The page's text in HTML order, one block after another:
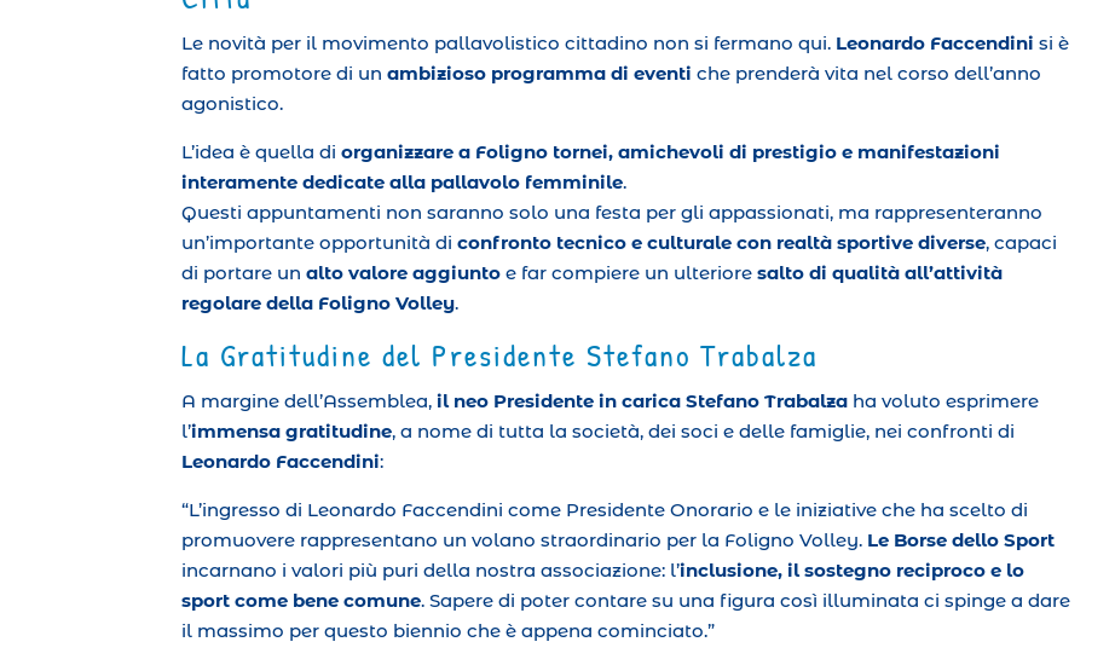
Le novità per il movimento pallavolistico cittadino non si fermano qui. Leonardo Faccendini si è
fatto promotore di unambizioso programma di eventi che prenderà vita nel corso dell’anno
agonistico.
L’idea è quella diorganizzare a Foligno tornei, amichevoli di prestigio e manifestazioni
interamente dedicate alla pallavolo femminile.
Questi appuntamenti non saranno solo una festa per gli appassionati, ma rappresenteranno
un’importante opportunità di confronto tecnico e culturale con realtà sportive diverse, capaci
di portare unalto valore aggiunto e far compiere un ulterioresalto di qualità all’attività
regolare della Foligno Volley.
La Gratitudine del Presidente Stefano Trabalza
A margine dell’Assemblea,il neo Presidente in carica Stefano Trabalza ha voluto esprimere
l’immensa gratitudine, a nome di tutta la società, dei soci e delle famiglie, nei confronti di
Leonardo Faccendini:
“L’ingresso di Leonardo Faccendini come Presidente Onorario e le iniziative che ha scelto di
promuovere rappresentano un volano straordinario per la Foligno Volley. Le Borse dello Sport
incarnano i valori più puri della nostra associazione: l’inclusione, il sostegno reciproco e lo
sport come bene comune. Sapere di poter contare su una figura così illuminata ci spinge a dare
il massimo per questo biennio che è appena cominciato.”